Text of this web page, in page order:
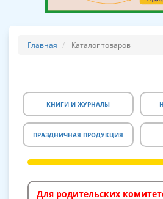
Главная Каталог товаров
КНИГИ И ЖУРНАЛЫ
ПРАЗДНИЧНАЯ ПРОДУКЦИЯ
Для родительских